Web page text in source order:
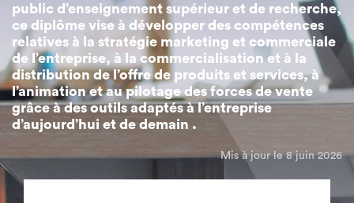
public d’enseignement supérieur et de recherche,
ce diplôme vise à développer des compétences
relatives à la stratégie marketing et commerciale
de l’entreprise, à la commercialisation et à la
distribution de l’offre de produits et services, à
l’animation et au pilotage des forces de vente
grâce à des outils adaptés à l’entreprise
d’aujourd’hui et de demain .
Mis à jour le 8 juin 2026